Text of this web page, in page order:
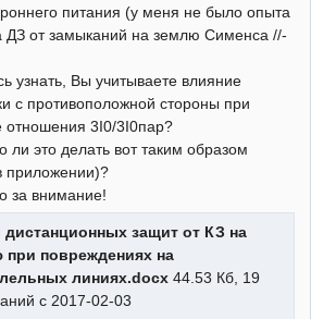
питания (у меня не было опыта
ДЗ от замыканий на землю Сименса //-
узнать, Вы учитываете влияние
с противоположной стороны при
отношения 3I0/3I0пар?
ли это делать вот таким образом
приложении)?
за внимание!
дистанционных защит от КЗ на
при повреждениях на
линиях.docx 44.53 Кб, 19
с 2017-02-03